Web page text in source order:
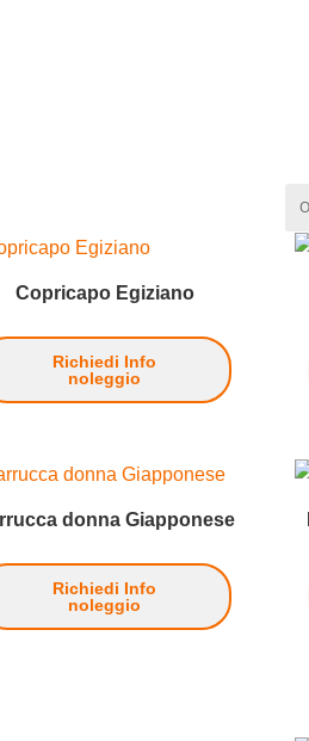
Copricapo Egiziano
Richiedi Info
noleggio
donna Giapponese
Richiedi Info
noleggio